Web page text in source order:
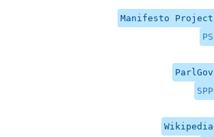
Manifesto Project
PS
ParlGov
SPP
Wikipedia